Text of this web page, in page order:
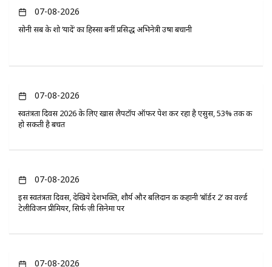
07-08-2026
सोनी सब के शो ‘यादें’ का हिस्सा बनीं प्रसिद्ध अभिनेत्री उषा बचानी
07-08-2026
स्वतंत्रता दिवस 2026 के लिए खास लैपटॉप ऑफर पेश कर रहा है एसुस, 53% तक की
हो सकती है बचत
07-08-2026
इस स्वतंत्रता दिवस, देखिये देशभक्ति, शौर्य और बलिदान की कहानी ‘बॉर्डर 2’ का वर्ल्ड
टेलीविजन प्रीमियर, सिर्फ ज़ी सिनेमा पर
07-08-2026